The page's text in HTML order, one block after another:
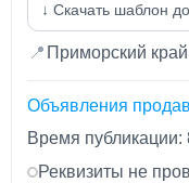
↓ Скачать шаблон
📍 Приморский край
Объявления
Время публикации:
Реквизиты не